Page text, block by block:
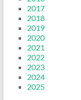
2017
2018
2019
2020
2021
2022
2023
2024
2025